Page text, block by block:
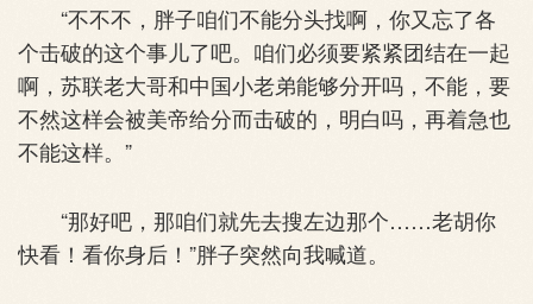
“不不不，胖子咱们不能分头找啊，你又忘了各
个击破的这个事儿了吧。咱们必须要紧紧团结在一起
啊，苏联老大哥和中国小老弟能够分开吗，不能，要
不然这样会被美帝给分而击破的，明白吗，再着急也
不能这样。”
“那好吧，那咱们就先去搜左边那个……老胡你
快看！看你身后！”胖子突然向我喊道。